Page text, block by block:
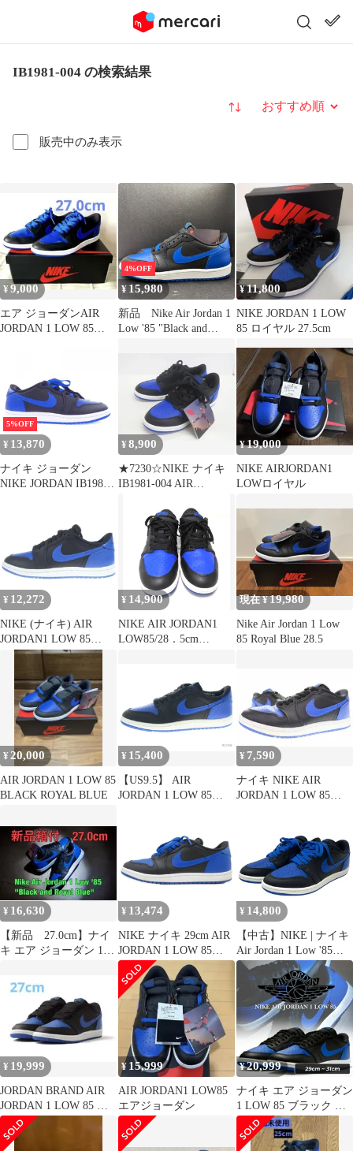
IB1981-004 の検索結果
販売中のみ表示
並び替え
¥9,000
エア ジョーダンAIR
JORDAN 1 LOW 85
4%OFF
¥15,980
新品 Nike Air Jordan 1
Low '85 "Black and
ジョーダン1 ロー '85
"ブラックアンドロイヤ
ルブルー" IB1981-004
¥11,800
NIKE JORDAN 1 LOW
85 ロイヤル 27.5cm
5%OFF
¥ 13,870
ナイキ ジョーダン
NIKE JORDAN IB1981-
¥8,900
★7230☆NIKE ナイキ
IB1981-004 AIR
VARSITY ROYAL スニ
ーカー 極美品 24.5
¥19,000
NIKE AIRJORDAN1
LOWロイヤル
¥ 12,272
NIKE (ナイキ) AIR
JORDAN1 LOW 85
IB1981-004 エアジョー
ーカー ブルー/ブラック
US8/26.0cm
¥ 14,900
NIKE AIR JORDAN1
LOW85/28．5cm
現在 ¥19,980
Nike Air Jordan 1 Low
85 Royal Blue 28.5
¥ 20,000
AIR JORDAN 1 LOW 85
BLACK ROYAL BLUE
¥ 15,400
【US9.5】 AIR
JORDAN 1 LOW 85
¥ 7,590
ナイキ NIKE AIR
JORDAN 1 LOW 85
004 エア ジョーダン レ
トロ ロー ロイヤル ブ
ルー 【ブランド古着ベ
クトル】【中古】
●■260324
¥ 16,630
【新品 27.0cm】ナイ
キ エア ジョーダン 1
¥ 13,474
NIKE ナイキ 29cm AIR
JORDAN 1 LOW 85
IB1981-004 エアジョー
ダン1 ローカット 2024
年製 BLACK/VARSITY
ROYAL 99000896
¥ 14,800
【中古】NIKE | ナイキ
Air Jordan 1 Low '85
"Black and Royal Blue"/
エアジョーダン1 ロー
'85 ブラックアンドロイ
ヤルブルー スニーカー
靴 IB1981-004 ブルー
×ブラック 28cm【尾張
小牧店】
¥ 19,999
JORDAN BRAND AIR
JORDAN 1 LOW 85 ス
ニーカー
¥ 15,999
AIR JORDAN1 LOW85
エアジョーダン
¥20,999
ナイキ エア ジョーダン
1 LOW 85 ブラック バ
ーシティロイヤル
NIKE AIR JORDAN 1